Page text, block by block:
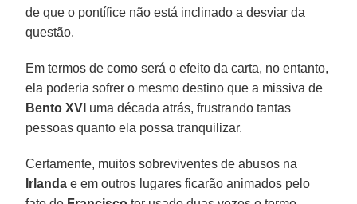
de que o pontífice não está inclinado a desviar da
questão.
Em termos de como será o efeito da carta, no entanto,
ela poderia sofrer o mesmo destino que a missiva de
Bento XVI uma década atrás, frustrando tantas
pessoas quanto ela possa tranquilizar.
Certamente, muitos sobreviventes de abusos na
Irlanda e em outros lugares ficarão animados pelo